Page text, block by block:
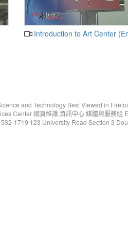
Introduction to Art Center
and Technology Best Viewed in
Center 網頁維護.資訊中心 媒體與服務組
1719 123 University Road Section 3